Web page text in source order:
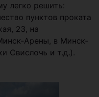
легко решить:
пунктов проката
23, на
Арены, в Минск-
Свислочь и т.д.).